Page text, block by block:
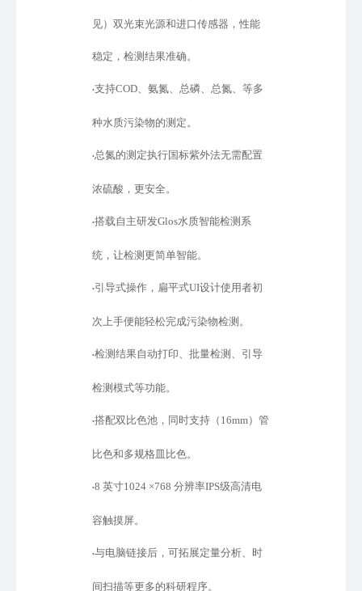
见）双光束光源和进口传感器，性能
稳定，检测结果准确。
•支持COD、氨氮、总磷、总氮、等多
种水质污染物的测定。
•总氮的测定执行国标紫外法无需配置
浓硫酸，更安全。
•搭载自主研发Glos水质智能检测系
统，让检测更简单智能。
•引导式操作，扁平式UI设计使用者初
次上手便能轻松完成污染物检测。
•检测结果自动打印、批量检测、引导
检测模式等功能。
•搭配双比色池，同时支持（ 16mm）管
比色和多规格皿比色。
•8 英寸1024 ×768 分辨率IPS级高清电
容触摸屏。
•与电脑链接后，可拓展定量分析、时
间扫描等更多的科研程序。